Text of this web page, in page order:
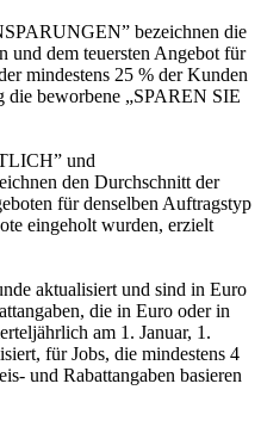
bezeichnen die
und dem teuersten Angebot für
mindestens 25 % der Kunden
die beworbene „SPAREN SIE
und
den Durchschnitt der
für denselben Auftragstyp
eingeholt wurden, erzielt
aktualisiert und sind in Euro
die in Euro oder in
am 1. Januar, 1.
für Jobs, die mindestens 4
und Rabattangaben basieren